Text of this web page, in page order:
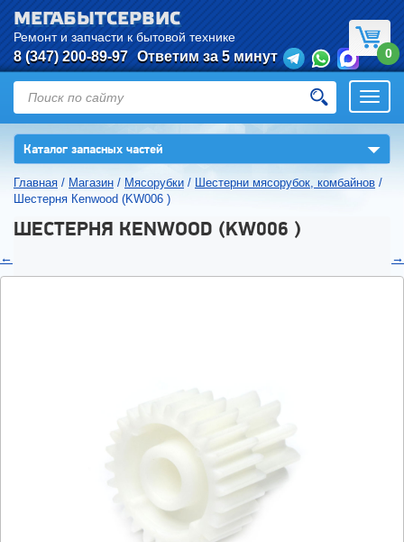
МЕГАБЫТСЕРВИС
Ремонт и запчасти к бытовой технике
8 (347) 200-89-97 Ответим за 5 минут 0
Каталог запасных частей ▼
Главная / Магазин / Мясорубки / Шестерни мясорубок, комбайнов /
Шестерня Кenwood (KW006 )
ШЕСТЕРНЯ КENWOOD (KW006 )
← →